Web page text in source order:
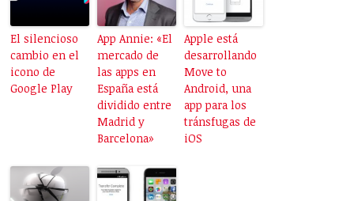
El silencioso
cambio en el
icono de
Google Play
App Annie: «El
mercado de
las apps en
España está
dividido entre
Madrid y
Barcelona»
Apple está
desarrollando
Move to
Android, una
app para los
tránsfugas de
iOS